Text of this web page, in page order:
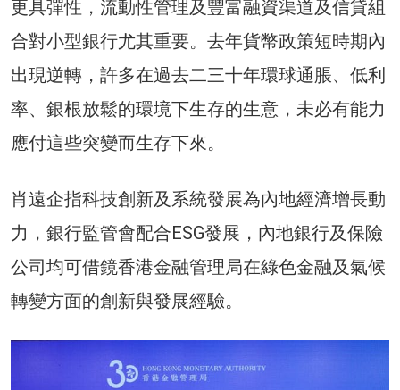
更具彈性，流動性管理及豐富融資渠道及信貸組
合對小型銀行尤其重要。去年貨幣政策短時期內
出現逆轉，許多在過去二三十年環球通脹、低利
率、銀根放鬆的環境下生存的生意，未必有能力
應付這些突變而生存下來。
肖遠企指科技創新及系統發展為內地經濟增長動
力，銀行監管會配合ESG發展，內地銀行及保險
公司均可借鏡香港金融管理局在綠色金融及氣候
轉變方面的創新與發展經驗。